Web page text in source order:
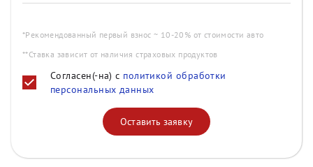
*Рекомендованный первый взнос ~ 10-20% от стоимости авто
**Ставка зависит от наличия страховых продуктов
Согласен(-на) с политикой обработки
персональных данных
Оставить заявку